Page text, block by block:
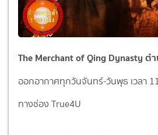
The Merchant of Qing Dynasty ต
ออกอากาศทุกวันจันทร์-วันพุธ เวลา
ทางช่อง True4U